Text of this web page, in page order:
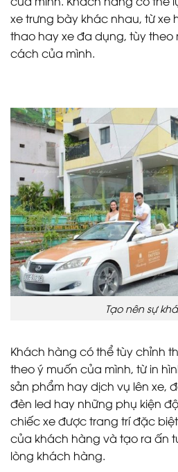
xe trưng bày khác nhau, từ xe
thao hay xe đa dụng, tùy
cách của mình.
Tạo nên sự
Khách hàng có thể tùy chỉnh
theo ý muốn của mình, từ in
sản phẩm hay dịch vụ lên xe,
đèn led hay những phụ kiện
chiếc xe được trang trí đặc
của khách hàng và tạo ra ấn
lòng khách hàng.